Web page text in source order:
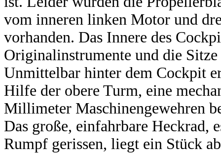
vom inneren linken Motor und
vorhanden. Das Innere des
Originalinstrumente und die
Unmittelbar hinter dem Cockpit
Hilfe der obere Turm, eine
Millimeter Maschinengewehren
Das große, einfahrbare Heckrad,
Rumpf gerissen, liegt ein Stück